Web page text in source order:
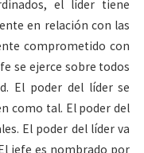
el líder tiene
en relación con las
comprometido con
se ejerce sobre todos
El poder del líder se
como tal. El poder del
El poder del líder va
jefe es nombrado por